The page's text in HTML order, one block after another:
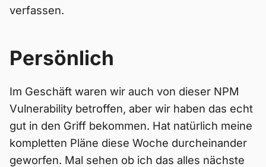
verfassen.
Persönlich
Im Geschäft waren wir auch von dieser NPM
Vulnerability betroffen, aber wir haben das echt
gut in den Griff bekommen. Hat natürlich meine
kompletten Pläne diese Woche durcheinander
geworfen. Mal sehen ob ich das alles nächste